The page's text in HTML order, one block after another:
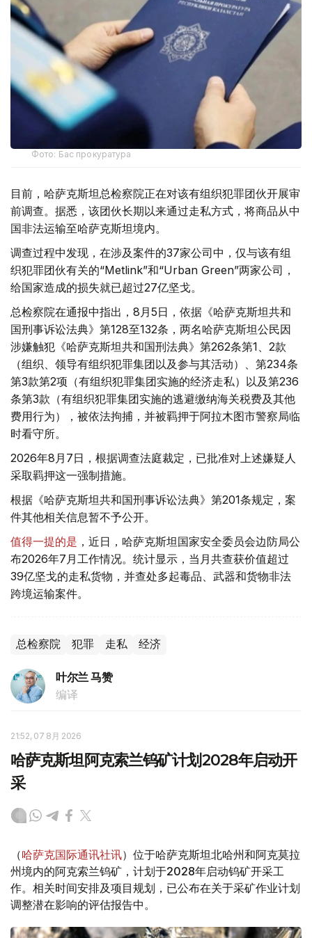
Фото: Бас прокуратура
目前，哈萨克斯坦总检察院正在对该有组织犯罪团伙开展审
前调查。据悉，该团伙长期以来通过走私方式，将商品从中
国非法运输至哈萨克斯坦境内。
调查过程中发现，在涉及案件的37家公司中，仅与该有组
织犯罪团伙有关的“Metlink”和“Urban Green”两家公司，
给国家造成的损失就已超过27亿坚戈。
总检察院在通报中指出，8月5日，依据《哈萨克斯坦共和
国刑事诉讼法典》第128至132条，两名哈萨克斯坦公民因
涉嫌触犯《哈萨克斯坦共和国刑法典》第262条第1、2款
（组织、领导有组织犯罪集团以及参与其活动）、第234条
第3款第2项（有组织犯罪集团实施的经济走私）以及第236
条第3款（有组织犯罪集团实施的逃避缴纳海关税费及其他
费用行为），被依法拘捕，并被羁押于阿拉木图市警察局临
时看守所。
2026年8月7日，根据调查法庭裁定，已批准对上述嫌疑人
采取羁押这一强制措施。
根据《哈萨克斯坦共和国刑事诉讼法典》第201条规定，案
件其他相关信息暂不予公开。
值得一提的是 ，近日，哈萨克斯坦国家安全委员会边防局公
布2026年7月工作情况。统计显示，当月共查获价值超过
39亿坚戈的走私货物，并查处多起毒品、武器和货物非法
跨境运输案件。
总检察院 犯罪 走私 经济
叶尔兰 马赞
编译
21:52, 07 8月 2026
哈萨克斯坦阿克索兰钨矿计划2028年启动开
采
（哈萨克国际通讯社讯）位于哈萨克斯坦北哈州和阿克莫拉
州境内的阿克索兰钨矿，计划于2028年启动钨矿开采工
作。相关时间安排及项目规划，已公布在关于采矿作业计划
调整潜在影响的评估报告中。